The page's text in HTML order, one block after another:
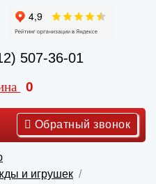
507-36-01
0
Обратный звонок
и игрушек